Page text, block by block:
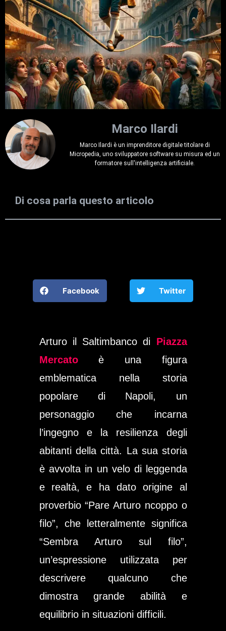
Marco Ilardi
Marco Ilardi è un imprenditore digitale titolare di
Micropedia, uno sviluppatore software su misura ed un
formatore sull'intelligenza artificiale.
Di cosa parla questo articolo
Facebook Twitter
Arturo il Saltimbanco di Piazza
Mercatoè una figura
emblematica nella storia
popolare di Napoli, un
personaggio che incarna
l’ingegno e la resilienza degli
abitanti della città. La sua storia
è avvolta in un velo di leggenda
e realtà, e ha dato origine al
proverbio “Pare Arturo ncoppo o
filo”, che letteralmente significa
“Sembra Arturo sul filo”,
un’espressione utilizzata per
descrivere qualcuno che
dimostra grande abilità e
equilibrio in situazioni difficili.